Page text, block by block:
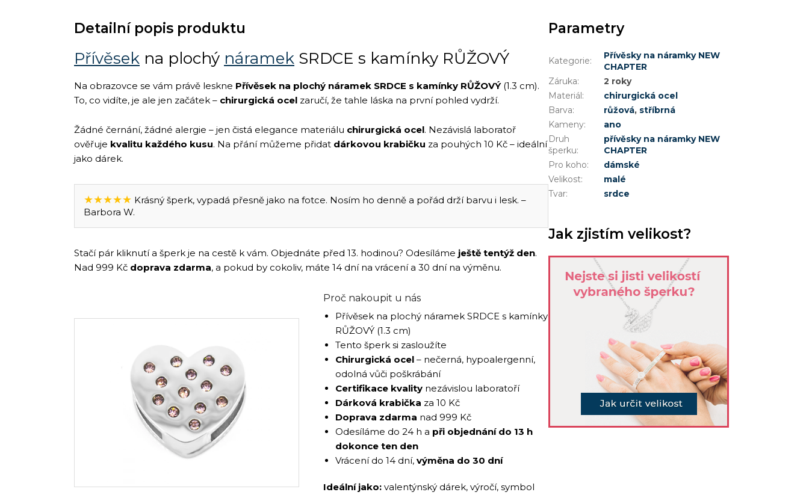
Detailní popis produktu
Přívěsek na plochý náramek SRDCE s kamínky RŮŽOVÝ
Na obrazovce se vám právě leskne Přívěsek na plochý náramek SRDCE s kamínky RŮŽOVÝ(1.3 cm).
To, co vidíte, je ale jen začátek – chirurgická ocel zaručí, že tahle láska na první pohled vydrží.
Žádné černání, žádné alergie – jen čistá elegance materiálu chirurgická ocel. Nezávislá laboratoř
ověřuje kvalitu každého kusu. Na přání můžeme přidat dárkovou krabičku za pouhých 10 Kč – ideální
jako dárek.
★★★★★ Krásný šperk, vypadá přesně jako na fotce. Nosím ho denně a pořád drží barvu i lesk. –
Barbora W.
Stačí pár kliknutí a šperk je na cestě k vám. Objednáte před 13. hodinou? Odesíláme ještě tentýž den.
Nad 999 Kč doprava zdarma, a pokud by cokoliv, máte 14 dní na vrácení a 30 dní na výměnu.
Proč nakoupit u nás
Přívěsek na plochý náramek SRDCE s kamínky
RŮŽOVÝ (1.3 cm)
Tento šperk si zasloužíte
Chirurgická ocel – nečerná, hypoalergenní,
odolná vůči poškrábání
Certifikace kvality nezávislou laboratoří
Dárková krabička za 10 Kč
Doprava zdarma nad 999 Kč
Odesíláme do 24 h a při objednání do 13 h
dokonce ten den
Vrácení do 14 dní, výměna do 30 dní
Ideální jako: valentýnský dárek, výročí, symbol
Parametry
Kategorie:
Přívěsky na náramky NEW
CHAPTER
Záruka:
2 roky
Materiál:
chirurgická ocel
Barva: růžová, stříbrná
Kameny:
ano
Druh
šperku:
přívěsky na náramky NEW
CHAPTER
Pro koho:
dámské
Velikost:
malé
Tvar: srdce
Jak zjistím velikost?